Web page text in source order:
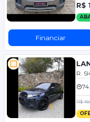
R$
Financiar
R.
R$